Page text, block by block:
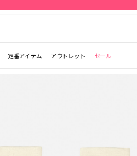
定番アイテム アウトレット セール